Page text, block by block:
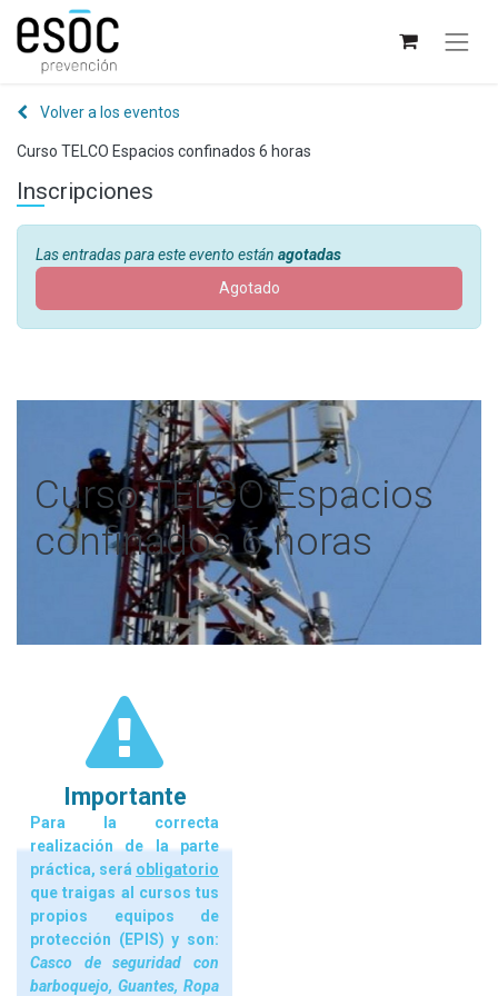
Volver a los eventos
Curso TELCO Espacios confinados 6 horas
Inscripciones
Las entradas para este evento están agotadas
Agotado
Curso TELCO Espacios
confinados 6 horas
Importante
Para la correcta
realización de la parte
práctica, será obligatorio
que traigas al cursos tus
propios equipos de
protección (EPIS) y son:
Casco de seguridad con
barboquejo, Guantes, Ropa